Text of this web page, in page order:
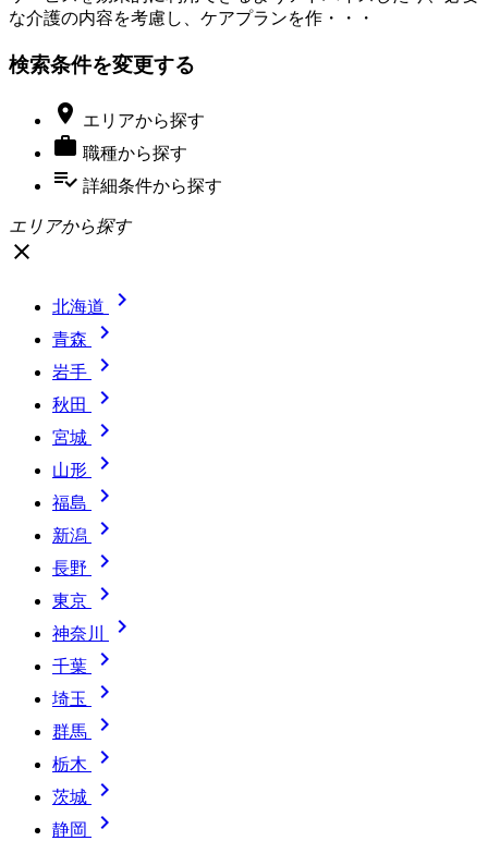
な介護の内容を考慮し、ケアプランを作・・・
検索条件を変更する
 エリアから探す
 職種から探す
playlist_add_check 詳細条件から探す
エリアから探す
close
北海道 
青森 
岩手 
秋田 
宮城 
山形 
福島 
新潟 
長野 
東京 
神奈川 
千葉 
埼玉 
群馬 
栃木 
茨城 
静岡 